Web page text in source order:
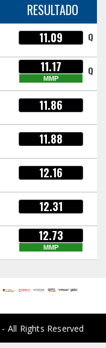
RESULTADO
11.09 Q
11.17
MMP
Q
11.86
11.88
12.16
12.31
12.73
MMP
- All Rights Reserved